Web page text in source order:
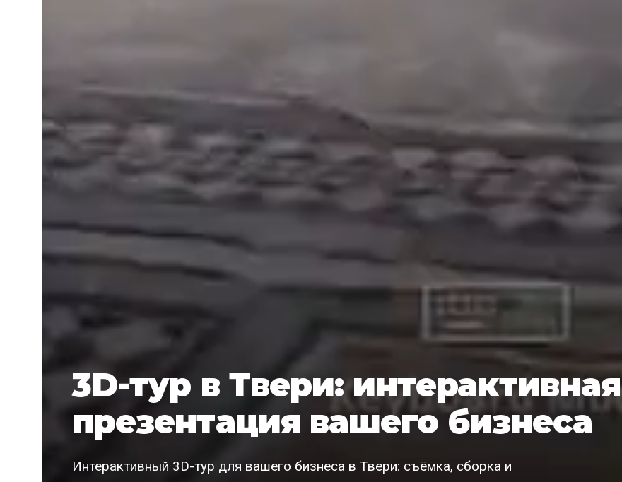
3D-тур в Твери: интерактивная
презентация вашего бизнеса
Интерактивный 3D-тур для вашего бизнеса в Твери: съёмка, сборка и